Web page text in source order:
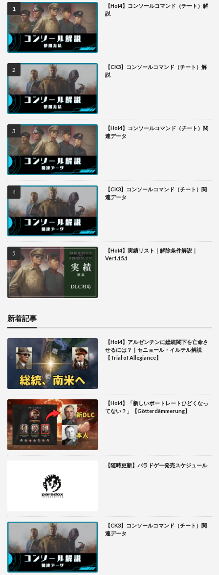
【HoI4】コンソールコマンド（チート）解
説
【CK3】コンソールコマンド（チート）解
説
【HoI4】コンソールコマンド（チート）関
連データ
【CK3】コンソールコマンド（チート）関
連データ
【HoI4】実績リスト｜解除条件解説｜
Ver1.15.1
新着記事
【HoI4】アルゼンチンに総統閣下を亡命さ
せるには？｜セニョール・イルテル解説
【Trial of Allegiance】
【HoI4】「新しいポートレートひどくなっ
てない？」【Götterdämmerung】
【随時更新】パラドゲー発売スケジュール
【CK3】コンソールコマンド（チート）関
連データ